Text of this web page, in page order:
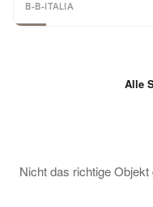
B-B-ITALIA
Alle
Nicht das richtige